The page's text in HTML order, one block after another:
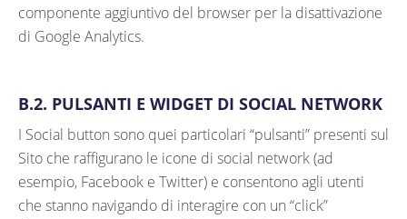
componente aggiuntivo del browser per la disattivazione
di Google Analytics.
B.2. PULSANTI E WIDGET DI SOCIAL NETWORK
I Social button sono quei particolari “pulsanti” presenti sul
Sito che raffigurano le icone di social network (ad
esempio, Facebook e Twitter) e consentono agli utenti
che stanno navigando di interagire con un “click”